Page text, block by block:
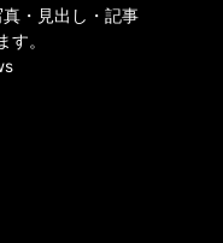
・見出し・記事
す。